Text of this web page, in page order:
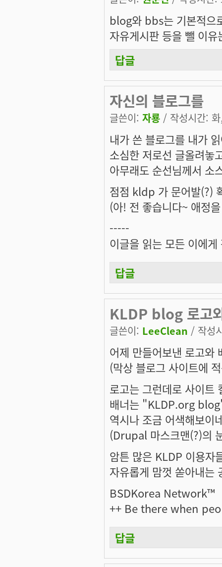
blog와 bbs는 기본적으
자유게시판 등을 뺄 이
답글
자신의 블로그를
글쓴이: 자룡 / 작성시간:
내가 쓴 블로그를 내가
소심한 저로선 글올려놓
아무래도 순선님께서 소
점점 kldp 가 문어발(?)
(아! 전 좋습니다~ 애정
-----
이글을 읽는 모든 이에
답글
KLDP blog 로고
글쓴이: LeeClean / 작성
어제 만들어보낸 로고와
(막상 블로그 사이트에
로고는 그런데로 사이트
배너는 "KLDP.org
역시나 조금 어색해보이
(Drupal 마스크맨(?)의
암튼 많은 KLDP 이용자
자유롭게 맘껏 쏟아내는
BSDKorea Network™
++ Be there when
답글